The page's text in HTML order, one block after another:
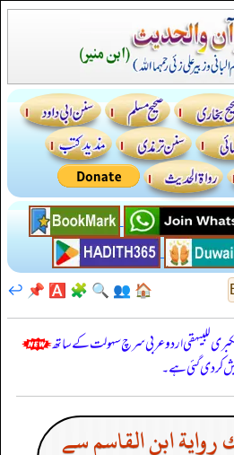
🏠
👥
🔍
🧩
🅰️
📌
↩️
للبيهقي اردو عربی سرچ سہولت کے ساتھ
کر دی گئی ہے۔
رواية ابن القاسم سے